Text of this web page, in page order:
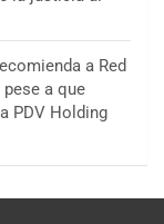
a Red
a que
PDV Holding